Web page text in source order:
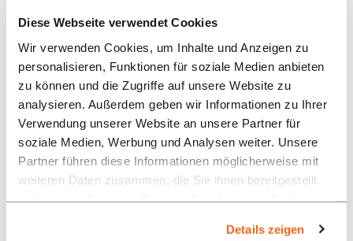
Diese Webseite verwendet Cookies
Wir verwenden Cookies, um Inhalte und Anzeigen zu
personalisieren, Funktionen für soziale Medien anbieten
zu können und die Zugriffe auf unsere Website zu
analysieren. Außerdem geben wir Informationen zu Ihrer
Verwendung unserer Website an unsere Partner für
soziale Medien, Werbung und Analysen weiter. Unsere
Partner führen diese Informationen möglicherweise mit
weiteren Daten zusammen, die Sie ihnen bereitgestellt
Details zeigen
REGIONEN
BRANCHEN